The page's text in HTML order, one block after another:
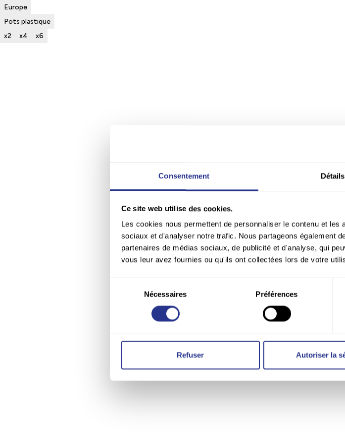
Consentement Détails
Ce site web utilise des cookies.
Les cookies nous permettent de personnaliser le contenu et
sociaux et d'analyser notre trafic. Nous partageons également
partenaires de médias sociaux, de publicité et d'analyse, qui
vous leur avez fournies ou qu'ils ont collectées lors de votre
consentement
Nécessaires Préférences
Refuser Autoriser la
Europe
Pots plastique
x2
x4 x6